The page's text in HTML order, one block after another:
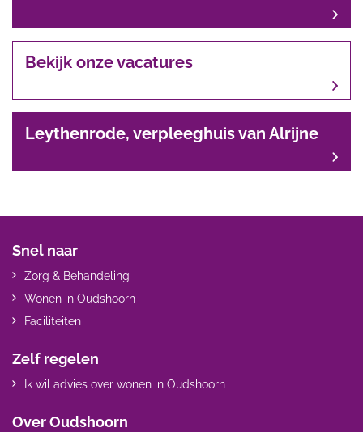
Bekijk onze vacatures
Leythenrode, verpleeghuis van Alrijne
Snel naar
Zorg & Behandeling
Wonen in Oudshoorn
Faciliteiten
Zelf regelen
Ik wil advies over wonen in Oudshoorn
Over Oudshoorn